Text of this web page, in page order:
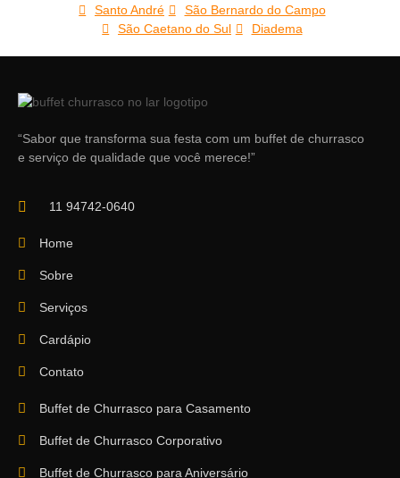
Santo André
São Bernardo do Campo
São Caetano do Sul
Diadema
“Sabor que transforma sua festa com um buffet de churrasco
e serviço de qualidade que você merece!”
11 94742-0640
Home
Sobre
Serviços
Cardápio
Contato
Buffet de Churrasco para Casamento
Buffet de Churrasco Corporativo
Buffet de Churrasco para Aniversário